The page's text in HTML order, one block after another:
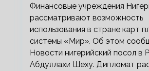
Финансовые учреждения
рассматривают возможность
использования в стране карт
системы «Мир». Об этом
Новости нигерийский посол в
Абдуллахи Шеху. Дипломат